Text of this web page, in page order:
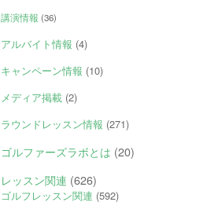
講演情報 (36)
アルバイト情報 (4)
キャンペーン情報 (10)
メディア掲載 (2)
ラウンドレッスン情報 (271)
ゴルファーズラボとは (20)
レッスン関連 (626)
ゴルフレッスン関連 (592)